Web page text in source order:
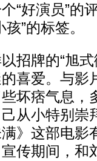
“好演员”的
”的标签。
牌的“旭式
喜爱。与影
坏痞气息，
从小特别崇
》这部电影
传期间，和